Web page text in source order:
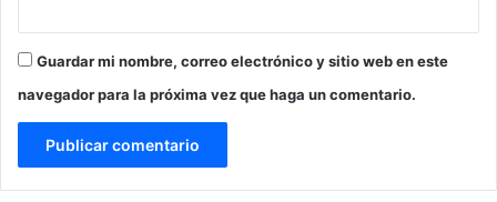
Guardar mi nombre, correo electrónico y sitio web en este
navegador para la próxima vez que haga un comentario.